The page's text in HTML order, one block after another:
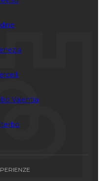
Valentia